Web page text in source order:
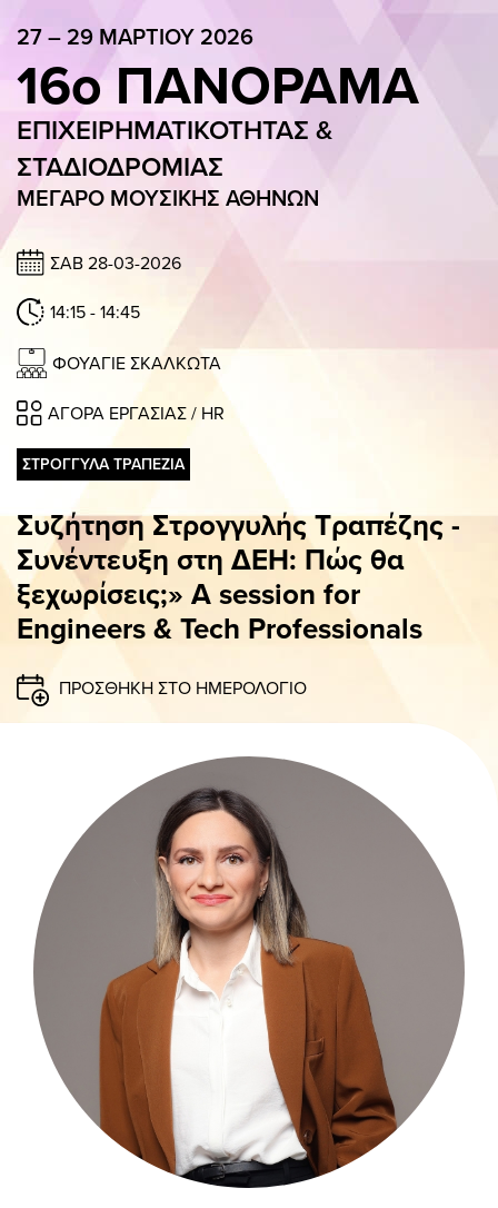
GALLERY
ΠΑΝΟΡΑΜΑ APP
ΓΙΑ ΕΠΙΧΕΙΡΗΣΕΙΣ
ΣΥΜΜΕΤΟΧΗ ΕΠΙΧΕΙΡΗΣΗΣ
16ο ΠΑΝΟΡΑΜΑ
ΕΠΙΧΕΙΡΗΜΑΤΙΚΟΤΗΤΑΣ &
ΜΕΓΑΡΟ ΜΟΥΣΙΚΗΣ ΑΘΗΝΩΝ
ΠΑΡ 13:00 – 20:15 / ΣΑΒ 11:30 – 19:00 / ΚΥΡ 11:30 – 20:00
OΜΙΛΗΤΕΣ ΠΡΟΓΡΑΜΜΑ
27 – 29 ΜΑΡΤΙΟΥ 2026
16ο ΠΑΝΟΡΑΜΑ
ΕΠΙΧΕΙΡΗΜΑΤΙΚΟΤΗΤΑΣ &
ΣΤΑΔΙΟΔΡΟΜΙΑΣ
ΜΕΓΑΡΟ ΜΟΥΣΙΚΗΣ ΑΘΗΝΩΝ
ΣΑΒ 28-03-2026
14:15 - 14:45
ΦΟΥΑΓΙΕ ΣΚΑΛΚΩΤΑ
ΑΓΟΡΑ ΕΡΓΑΣΙΑΣ / HR
ΣΤΡΟΓΓΥΛΑ ΤΡΑΠΕΖΙΑ
Συζήτηση Στρογγυλής Τραπέζης -
Συνέντευξη στη ΔΕΗ: Πώς θα
ξεχωρίσεις;» A session for
Engineers & Tech Professionals
ΠΡΟΣΘΗΚΗ ΣΤΟ ΗΜΕΡΟΛΟΓΙΟ